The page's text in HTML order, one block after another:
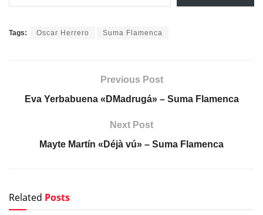
Tags: Oscar Herrero Suma Flamenca
Previous Post
Eva Yerbabuena «DMadrugá» – Suma Flamenca
Next Post
Mayte Martín «Déjà vú» – Suma Flamenca
Related Posts